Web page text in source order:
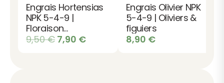
Engrais Hortensias
NPK 5-4-9 |
Floraison
abondante
9,50€ Le
7,90 €Le
Engrais Olivier NPK
5-4-9 | Oliviers &
figuiers
8,90 €